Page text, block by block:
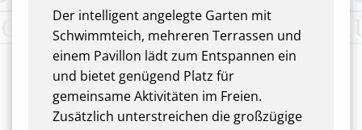
Der intelligent angelegte Garten mit
Schwimmteich, mehreren Terrassen und
einem Pavillon lädt zum Entspannen ein
und bietet genügend Platz für
gemeinsame Aktivitäten im Freien.
Zusätzlich unterstreichen die großzügige